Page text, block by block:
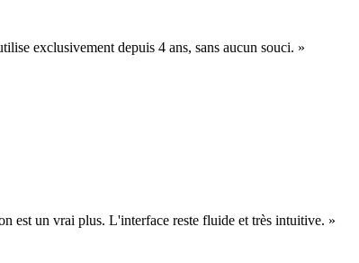
exclusivement depuis 4 ans, sans aucun souci. »
est un vrai plus. L'interface reste fluide et très intuitive. »